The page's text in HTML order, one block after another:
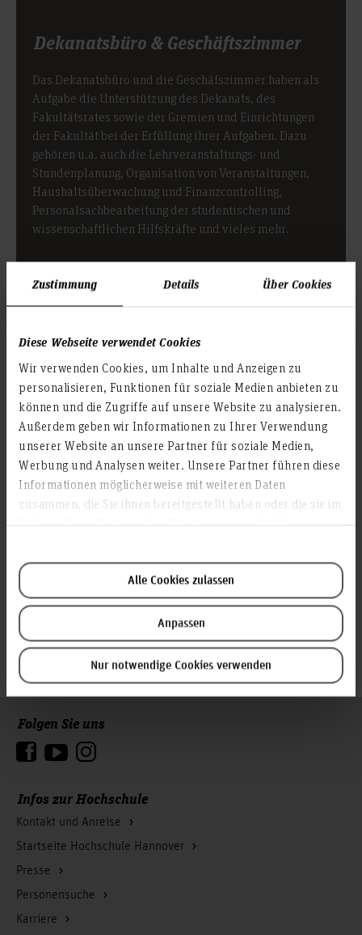
Zustimmung Details Über Cookies
Diese Webseite verwendet Cookies
Wir verwenden Cookies, um Inhalte und Anzeigen zu
personalisieren, Funktionen für soziale Medien anbieten zu
können und die Zugriffe auf unsere Website zu analysieren.
Außerdem geben wir Informationen zu Ihrer Verwendung
unserer Website an unsere Partner für soziale Medien,
Werbung und Analysen weiter. Unsere Partner führen diese
Informationen möglicherweise mit weiteren Daten
zusammen, die Sie ihnen bereitgestellt haben oder die sie im
Alle Cookies zulassen
Anpassen
Nur notwendige Cookies verwenden
Dekanatsbüro & Geschäftszimmer
Das Dekanatsbüro und die Geschäfszimmer haben als
Aufgabe die Unterstützung des Dekanats, des
Fakultätsrates sowie der Gremien und Einrichtungen
der Fakultät bei der Erfüllung ihrer Aufgaben. Dazu
gehören u.a. auch die Lehrveranstaltungs- und
Stundenplanung, Organisation von Veranstaltungen,
Haushaltsüberwachung und Finanzcontrolling,
Personalsachbearbeitung der studentischen und
wissenschaftlichen Hilfskräfte und vieles mehr.
Weiterlesen
Prüfungsverwaltungen
Die Prüfungsverwaltung ist zuständig für folgende
fakultätsspezifische Aufgaben: Allgemeine Fragen zu
Prüfungsangelegenheiten, Prüfungsanmeldungen (inkl.
Praxisphase und Abschlussarbeiten), iCMS,
Urkunden und Bescheinigungen.
Infos zur Hochschule
Kontakt und Anreise
Startseite Hochschule Hannover
Presse
Personensuche
Karriere
Folgen Sie uns